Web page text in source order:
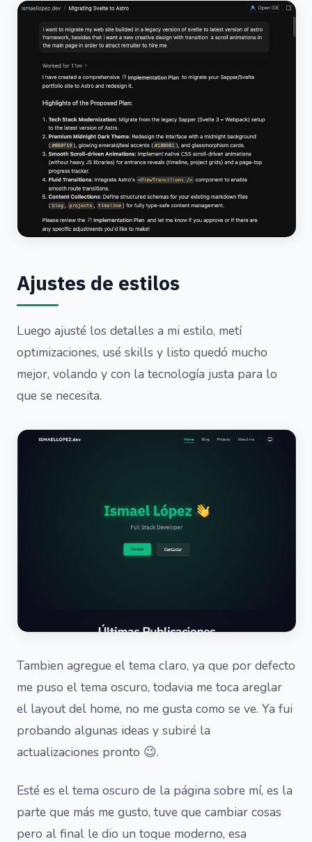
Ajustes de estilos
Luego ajusté los detalles a mi estilo, metí
optimizaciones, usé skills y listo quedó mucho
mejor, volando y con la tecnología justa para lo
que se necesita.
Tambien agregue el tema claro, ya que por defecto
me puso el tema oscuro, todavia me toca areglar
el layout del home, no me gusta como se ve. Ya fui
probando algunas ideas y subiré la
actualizaciones pronto 😉.
Esté es el tema oscuro de la página sobre mí, es la
parte que más me gusto, tuve que cambiar cosas
pero al final le dio un toque moderno, esa